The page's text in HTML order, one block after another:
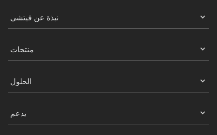
نبذة عن فيتشي
منتجات
الحلول
يدعم